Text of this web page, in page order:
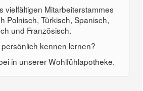
vielfältigen Mitarbeiterstammes
Polnisch, Türkisch, Spanisch,
und Französisch.
kennen lernen?
in unserer Wohlfühlapotheke.